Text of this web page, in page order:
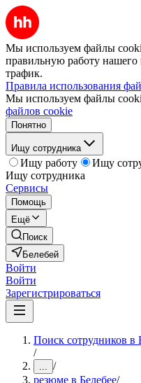
Мы используем файлы
правильную работу нашего
трафик.
Правила использования
Мы используем файлы
файлов cookie
Понятно
Ищу сотрудника
Ищу работу
Ищу
Ищу сотрудника
Сервисы
Помощь
Ещё
Поиск
Белебей
Войти
Войти
Зарегистрироваться
Поиск сотрудников в
/
... /
резюме в Белебее/